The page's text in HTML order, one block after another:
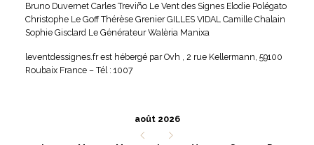
Bruno Duvernet Carles Treviño Le Vent des Signes Elodie Polégato
Christophe Le Goff Thérèse Grenier GILLES VIDAL Camille Chalain
Sophie Gisclard Le Générateur Walèria Manixa
leventdessignes.fr est hébergé parOvh , 2 rue Kellermann, 59100
Roubaix France – Tél : 1007
août 2026